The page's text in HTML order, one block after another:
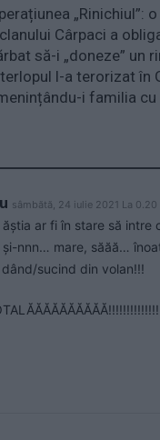
„Rinichiul”:
Cârpaci a
să-i „doneze” un
l-a terorizat în
i familia
sâmbătă, 24 iulie 2021 La 0.20
ăștia ar fi în stare să intre
și-nnn… mare, săăă…
dând/sucind din volan!!!